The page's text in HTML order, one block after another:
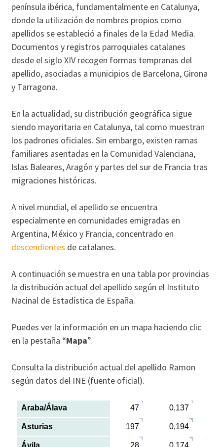
península ibérica, fundamentalmente en Catalunya,
donde la utilización de nombres propios como
apellidos se estableció a finales de la Edad Media.
Documentos y registros parroquiales catalanes
desde el siglo XIV recogen formas tempranas del
apellido, asociadas a municipios de Barcelona, Girona
y Tarragona.
En la actualidad, su distribución geográfica sigue
siendo mayoritaria en Catalunya, tal como muestran
los padrones oficiales. Sin embargo, existen ramas
familiares asentadas en la Comunidad Valenciana,
Islas Baleares, Aragón y partes del sur de Francia tras
migraciones históricas.
A nivel mundial, el apellido se encuentra
especialmente en comunidades emigradas en
Argentina, México y Francia, concentrado en
descendientes de catalanes.
A continuación se muestra en una tabla por provincias
la distribución actual del apellido según el Instituto
Nacinal de Estadística de España.
Puedes ver la información en un mapa haciendo clic
en la pestaña “Mapa”.
Consulta la distribución actual del apellido Ramon
según datos del INE (fuente oficial).